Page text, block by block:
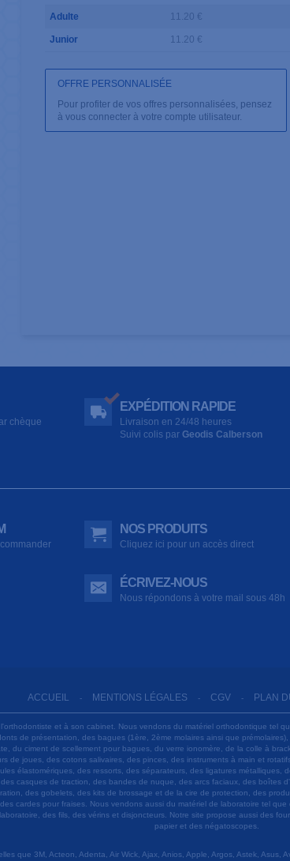
Adulte 11.20 €
Junior 11.20 €
OFFRE PERSONNALISÉE
Pour profiter de vos offres personnalisées, pensez
à vous connecter à votre compte utilisateur.
chèque
EXPÉDITION RAPIDE
Livraison en 24/48 heures
Suivi colis par Geodis Calberson
NOS PRODUITS
Cliquez ici pour un accès direct
ÉCRIVEZ-NOUS
Nous répondons à votre mail sous 48h
ACCUEIL - MENTIONS LÉGALES - CGV - PLAN
et à son cabinet. Nous vendons du matériel orthodontique tel
de présentation, des bagues (1ère, 2ème molaires ainsi que
du ciment de scellement pour bagues, du verre ionomère, de la colle à
de joues, des cotons salivaires, des pinces, des instruments à main et
élastomériques, des ressorts, des séparateurs, des ligatures
casques de traction, des bandes de nuque, des arcs faciaux, des boîtes
des gobelets, des kits de brossage et de la cire de protection, des
cardes pour fraises. Nous vendons aussi du matériel de laboratoire tel
des fils, des vérins et disjoncteurs. Notre site propose aussi des
papier et des négatoscopes.
que 3M, Acteon, Adenta, Air Wick, Ajax, Anios, Apple, Argos, Astek, Asus,